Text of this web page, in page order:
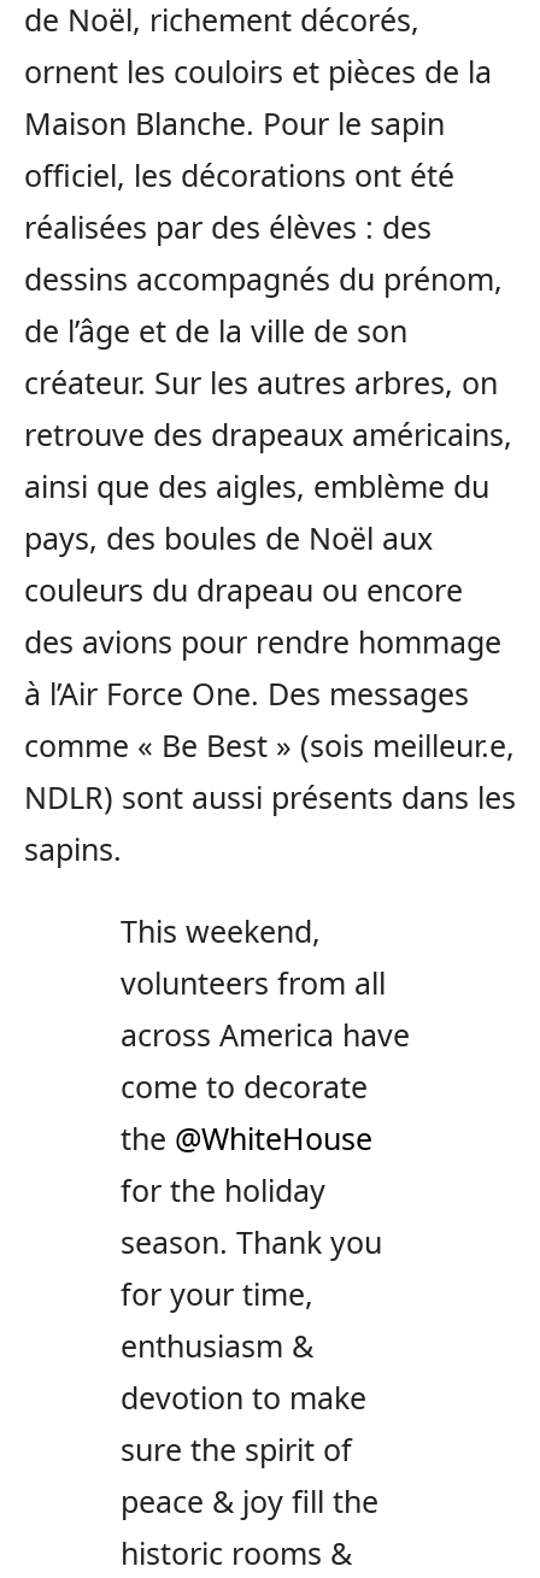
de Noël, richement décorés,
ornent les couloirs et pièces de la
Maison Blanche. Pour le sapin
officiel, les décorations ont été
réalisées par des élèves : des
dessins accompagnés du prénom,
de l’âge et de la ville de son
créateur. Sur les autres arbres, on
retrouve des drapeaux américains,
ainsi que des aigles, emblème du
pays, des boules de Noël aux
couleurs du drapeau ou encore
des avions pour rendre hommage
à l’Air Force One. Des messages
comme « Be Best » (sois meilleur.e,
NDLR) sont aussi présents dans les
sapins.
This weekend,
volunteers from all
across America have
come to decorate
the @WhiteHouse
for the holiday
season. Thank you
for your time,
enthusiasm &
devotion to make
sure the spirit of
peace & joy fill the
historic rooms &